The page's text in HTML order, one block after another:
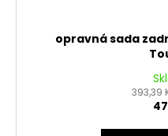
opravná sada
393,39